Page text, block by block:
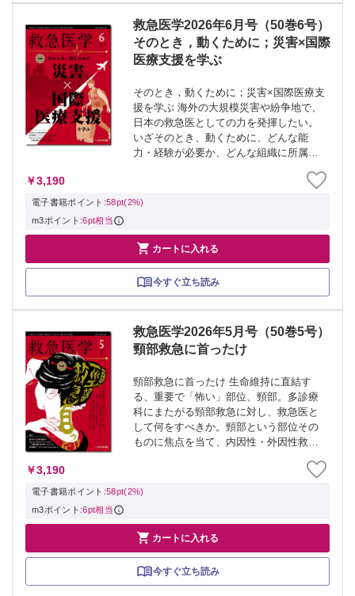
救急医学2026年6月号（50巻6号）
そのとき，動くために；災害×国際
医療支援を学ぶ
そのとき，動くために；災害×国際医療支
援を学ぶ 海外の大規模災害や紛争地で、
日本の救急医としての力を発揮したい。
いざそのとき、動くために、どんな能
力・経験が必要か、どんな組織に所属
に国際的な医療・人道支援の最前線で活
躍する団体・著者が、リアルを紹介す
￥3,190
電子書籍ポイント:58pt(2%)
m3ポイント:6pt相当
 カートに入れる
今すぐ立ち読み
救急医学2026年5月号（50巻5号）
頸部救急に首ったけ
頸部救急に首ったけ 生命維持に直結す
る、重要で「怖い」部位、頸部。多診療
科にまたがる頸部救急に対し、救急医と
して何をすべきか。頸部という部位その
ものに焦点を当て、内因性・外因性救急
頸部にビビらない。 ≫ 「救急医学」最
新号・バックナンバーはこちら ≫ 「救
￥3,190
電子書籍ポイント:58pt(2%)
m3ポイント:6pt相当
 カートに入れる
今すぐ立ち読み